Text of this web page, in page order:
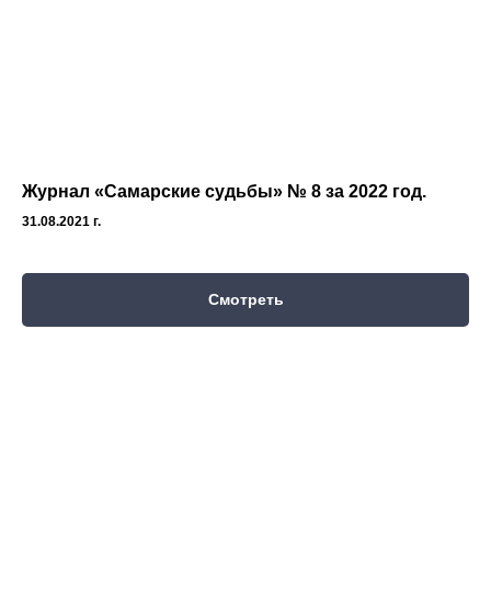
Журнал «Самарские судьбы» № 8 за 2022 год.
31.08.2021 г.
Смотреть